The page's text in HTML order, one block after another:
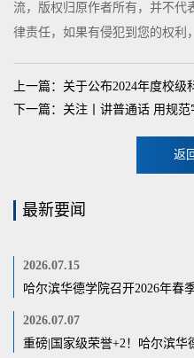
流，版权归原作者所有，并不代
律责任，如果有侵犯到您的权利
返
最新要闻
2026.07.15
哈尔滨华德学院召开2026年春
2026.07.07
重磅|国家级荣誉+2！哈尔滨华